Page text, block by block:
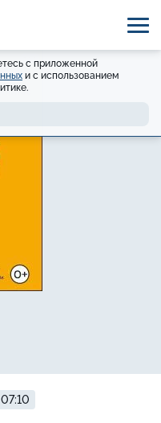
с приложенной
и с использованием